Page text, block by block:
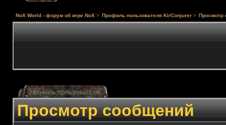
NoX World - форум об игре NoX > Профиль пользователя KirConjurer > Просмотр
ПРОФИЛЬ ПОЛЬЗОВАТЕЛЯ
Просмотр сообщений